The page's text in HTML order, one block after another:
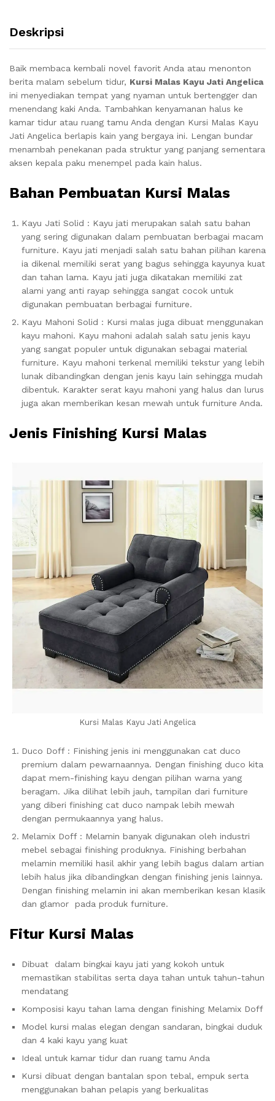
Deskripsi
Baik membaca kembali novel favorit Anda atau menonton
berita malam sebelum tidur, Kursi Malas Kayu Jati Angelica
ini menyediakan tempat yang nyaman untuk bertengger dan
menendang kaki Anda. Tambahkan kenyamanan halus ke
kamar tidur atau ruang tamu Anda dengan Kursi Malas Kayu
Jati Angelica berlapis kain yang bergaya ini. Lengan bundar
menambah penekanan pada struktur yang panjang sementara
aksen kepala paku menempel pada kain halus.
Bahan Pembuatan Kursi Malas
Kayu Jati Solid : Kayu jati merupakan salah satu bahan
yang sering digunakan dalam pembuatan berbagai macam
furniture. Kayu jati menjadi salah satu bahan pilihan karena
ia dikenal memiliki serat yang bagus sehingga kayunya kuat
dan tahan lama. Kayu jati juga dikatakan memiliki zat
alami yang anti rayap sehingga sangat cocok untuk
digunakan pembuatan berbagai furniture.
Kayu Mahoni Solid : Kursi malas juga dibuat menggunakan
kayu mahoni. Kayu mahoni adalah salah satu jenis kayu
yang sangat populer untuk digunakan sebagai material
furniture. Kayu mahoni terkenal memiliki tekstur yang lebih
lunak dibandingkan dengan jenis kayu lain sehingga mudah
dibentuk. Karakter serat kayu mahoni yang halus dan lurus
juga akan memberikan kesan mewah untuk furniture Anda.
Jenis Finishing Kursi Malas
Kursi Malas Kayu Jati Angelica
Duco Doff : Finishing jenis ini menggunakan cat duco
premium dalam pewarnaannya. Dengan finishing duco kita
dapat mem-finishing kayu dengan pilihan warna yang
beragam. Jika dilihat lebih jauh, tampilan dari furniture
yang diberi finishing cat duco nampak lebih mewah
dengan permukaannya yang halus.
Melamix Doff : Melamin banyak digunakan oleh industri
mebel sebagai finishing produknya. Finishing berbahan
melamin memiliki hasil akhir yang lebih bagus dalam artian
lebih halus jika dibandingkan dengan finishing jenis lainnya.
Dengan finishing melamin ini akan memberikan kesan klasik
dan glamor pada produk furniture.
Fitur Kursi Malas
Dibuat dalam bingkai kayu jati yang kokoh untuk
memastikan stabilitas serta daya tahan untuk tahun-tahun
mendatang
Komposisi kayu tahan lama dengan finishing Melamix Doff
Model kursi malas elegan dengan sandaran, bingkai duduk
dan 4 kaki kayu yang kuat
Ideal untuk kamar tidur dan ruang tamu Anda
Kursi dibuat dengan bantalan spon tebal, empuk serta
menggunakan bahan pelapis yang berkualitas